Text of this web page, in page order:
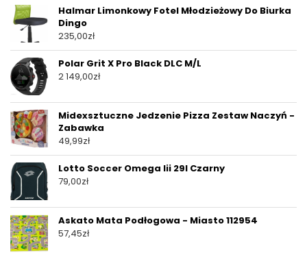
Halmar Limonkowy Fotel Młodzieżowy Do Biurka
Dingo
235,00zł
Polar Grit X Pro Black DLC M/L
2 149,00zł
Midexsztuczne Jedzenie Pizza Zestaw Naczyń -
Zabawka
49,99zł
Lotto Soccer Omega Iii 29l Czarny
79,00zł
Askato Mata Podłogowa - Miasto 112954
57,45zł